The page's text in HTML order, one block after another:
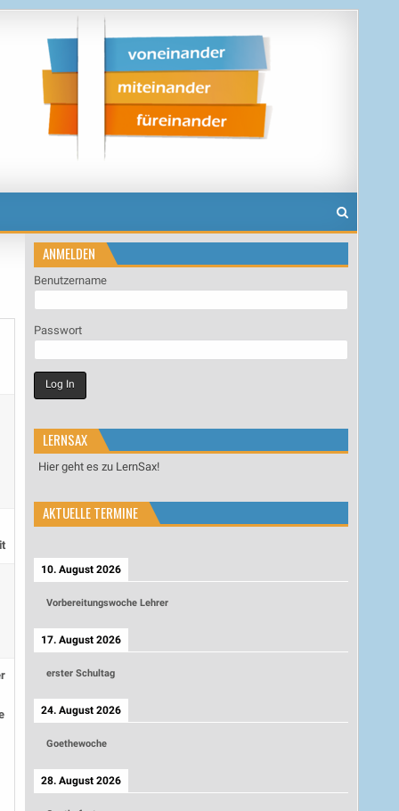
ANMELDEN
Benutzername
Passwort
LERNSAX
Hier geht es zu LernSax!
AKTUELLE TERMINE
10. August 2026
Vorbereitungswoche Lehrer
17. August 2026
erster Schultag
24. August 2026
Goethewoche
28. August 2026